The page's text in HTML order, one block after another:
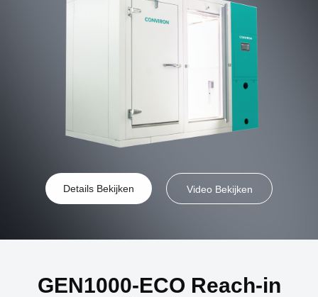
Details Bekijken Video Bekijken
GEN1000-ECO Reach-in